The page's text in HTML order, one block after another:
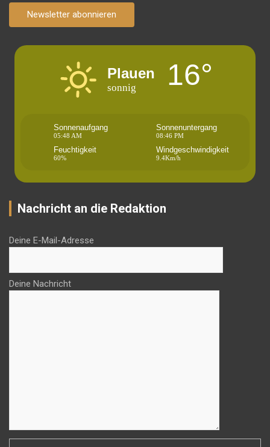
Newsletter abonnieren
Plauen
sonnig 16°
Sonnenaufgang
05:48 AM
Sonnenuntergang
08:46 PM
Feuchtigkeit
60%
Windgeschwindigkeit
9.4Km/h
Nachricht an die Redaktion
Deine E-Mail-Adresse
Deine Nachricht